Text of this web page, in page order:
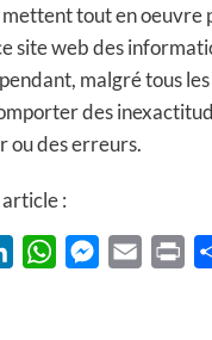
mettent tout en oeuvre
site web des
malgré tous
des
ou des erreurs.
:
LinkedInWhatsAppMessenger
Email